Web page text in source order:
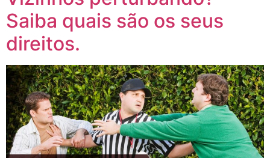
Saiba quais são os seus
direitos.